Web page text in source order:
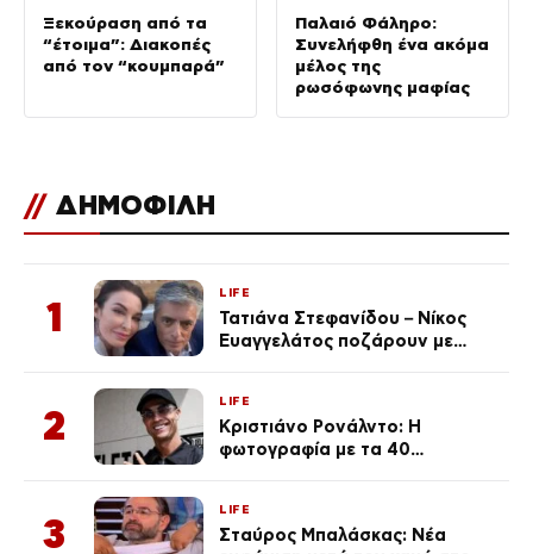
Ξεκούραση από τα
“έτοιμα”: Διακοπές
από τον “κουμπαρά”
Παλαιό Φάληρο:
Συνελήφθη ένα ακόμα
μέλος της
ρωσόφωνης μαφίας
// ΔΗΜΟΦΙΛΗ
1
LIFE
Τατιάνα Στεφανίδου – Νίκος
Ευαγγελάτος ποζάρουν με
2
LIFE
Κριστιάνο Ρονάλντο: Η
φωτογραφία με τα 40
εκ. likes
3
LIFE
Σταύρος Μπαλάσκας: Νέα